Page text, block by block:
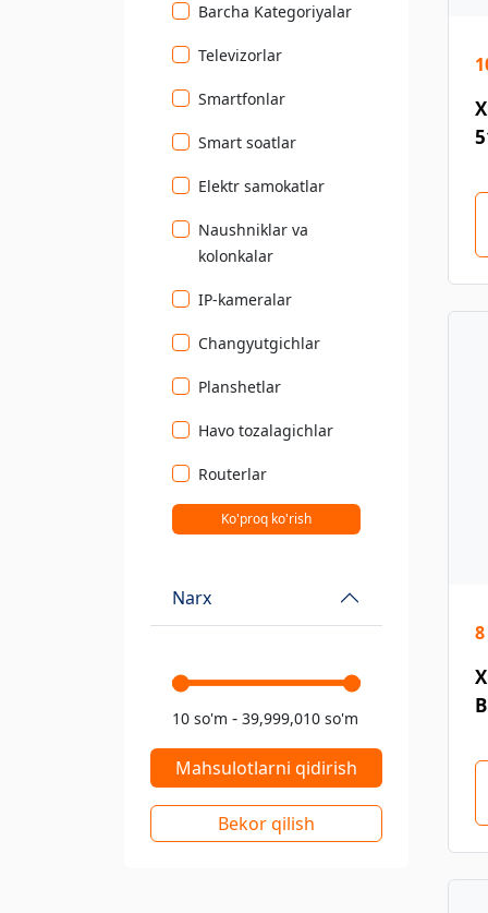
Barcha Kategoriyalar
Televizorlar
Smartfonlar
Smart soatlar
Elektr samokatlar
Naushniklar va
kolonkalar
IP-kameralar
Changyutgichlar
Planshetlar
Havo tozalagichlar
Routerlar
Ko'proq ko'rish
Narx
10 so'm - 39,999,010 so'm
Mahsulotlarni qidirish
Bekor qilish